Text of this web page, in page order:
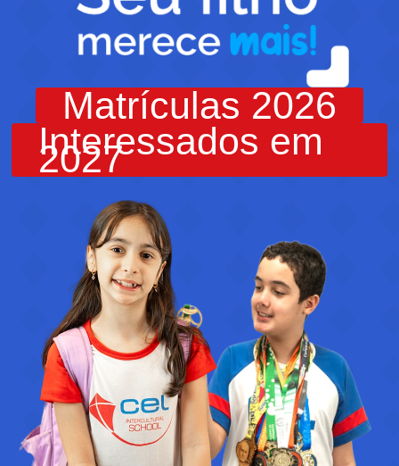
Matrículas 2026
Iniciar Inscrição
Interessados em
2027
Iniciar Inscrição